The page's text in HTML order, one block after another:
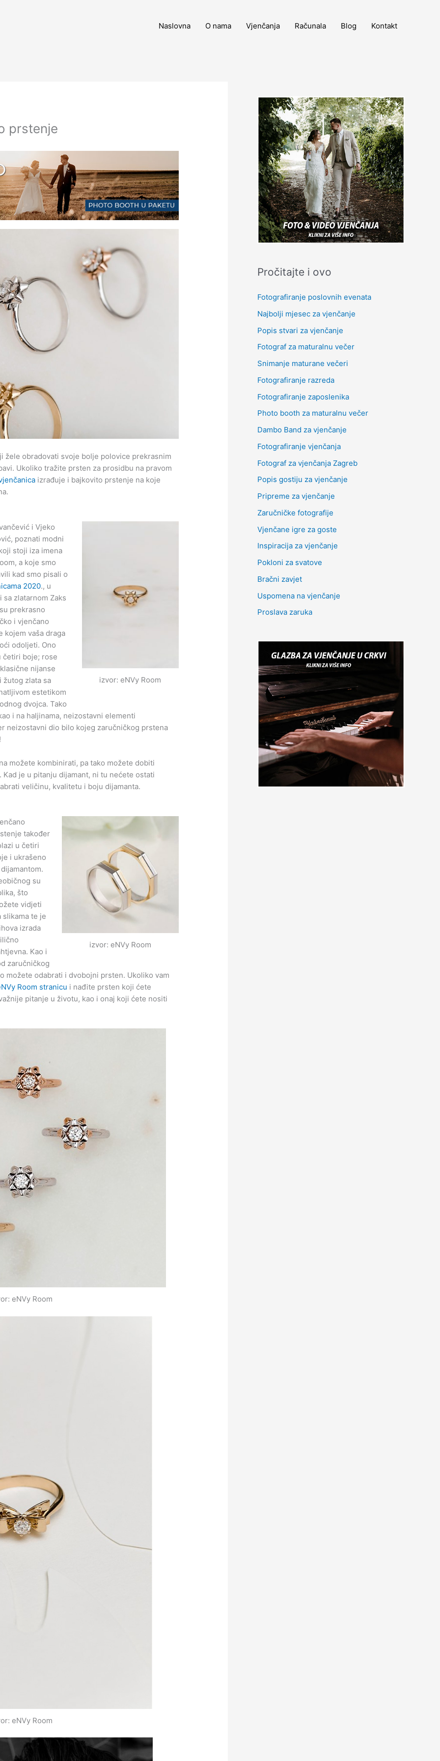
Naslovna O nama Vjenčanja Računala Blog Kontakt
prstenje
žele obradovati svoje bolje polovice prekrasnim
Ukoliko tražite prsten za prosidbu na pravom
izrađuje i bajkovito prstenje na koje
izvor: eNVy Room
i Vjeko
poznati modni
stoji iza imena
a koje smo
kad smo pisali o
2020., u
sa zlatarnom Zaks
prekrasno
i vjenčano
kojem vaša draga
odoljeti. Ono
četiri boje; rose
nijanse
žutog zlata sa
estetikom
dvojca. Tako
i na haljinama, neizostavni elementi
neizostavni dio bilo kojeg zaručničkog prstena
možete kombinirati, pa tako možete dobiti
je u pitanju dijamant, ni tu nećete ostati
veličinu, kvalitetu i boju dijamanta.
izvor: eNVy Room
također
u četiri
i ukrašeno
su
što
vidjeti
slikama te je
izrada
Kao i
zaručničkog
možete odabrati i dvobojni prsten. Ukoliko vam
Room stranicu i nađite prsten koji ćete
pitanje u životu, kao i onaj koji ćete nositi
eNVy Room
eNVy Room
Pročitajte i ovo
Fotografiranje poslovnih evenata
Najbolji mjesec za vjenčanje
Popis stvari za vjenčanje
Fotograf za maturalnu večer
Snimanje maturane večeri
Fotografiranje razreda
Fotografiranje zaposlenika
Photo booth za maturalnu večer
Dambo Band za vjenčanje
Fotografiranje vjenčanja
Fotograf za vjenčanja Zagreb
Popis gostiju za vjenčanje
Pripreme za vjenčanje
Zaručničke fotografije
Vjenčane igre za goste
Inspiracija za vjenčanje
Pokloni za svatove
Bračni zavjet
Uspomena na vjenčanje
Proslava zaruka